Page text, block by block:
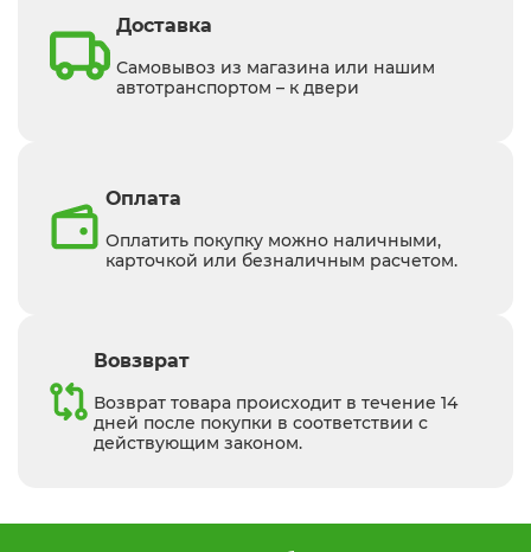
Доставка
Самовывоз из магазина или нашим
автотранспортом – к двери
Оплата
Оплатить покупку можно наличными,
карточкой или безналичным расчетом.
Вовзврат
Возврат товара происходит в течение 14
дней после покупки в соответствии с
действующим законом.